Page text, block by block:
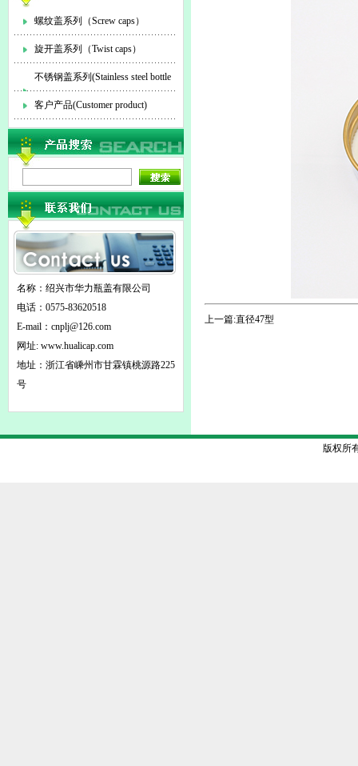
螺纹盖系列（Screw caps）
旋开盖系列（Twist caps）
不锈钢盖系列(Stainless steel bottle
cap)
客户产品(Customer product)
名称：绍兴市华力瓶盖有限公司
电话：0575-83620518
E-mail： cnplj@126.com
网址: www.hualicap.com
地址：浙江省嵊州市甘霖镇桃源路225
号
上一篇:直径47型
版权所